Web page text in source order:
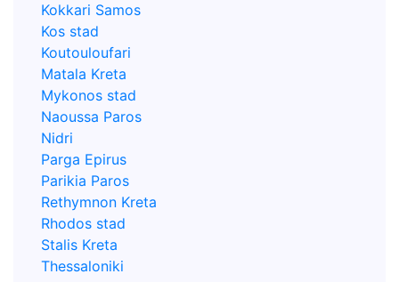
Kokkari Samos
Kos stad
Koutouloufari
Matala Kreta
Mykonos stad
Naoussa Paros
Nidri
Parga Epirus
Parikia Paros
Rethymnon Kreta
Rhodos stad
Stalis Kreta
Thessaloniki